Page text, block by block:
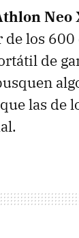
Neo
los
de
las